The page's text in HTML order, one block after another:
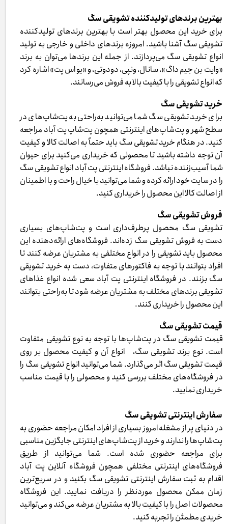
بهترین برندهای تولیدکننده تشویقی سگ
برای خرید این محصول بهتر است با بهترین برندهای تولیدکننده
تشویقی سگ آشنا باشید. امروزه برندهای داخلی و خارجی به تولید
انواع تشویقی سگ می‌پردازند. از جمله این برندها می‌توان به برند
«وایت بن جیم داگ»، سانال، ونپی، دودوتی، و «یو اس پت» اشاره کرد
که انواع تشویقی را با کیفیت بالا به فروش می‌رسانند.
خرید تشویقی سگ
برای خرید تشویقی سگ شما می‌توانید به‌راحتی به پت‌شاپ‌های در
سطح شهر و پت‌شاپ‌های اینترنتی همچون پت‌شاپ پت آباد مراجعه
کنید. در هنگام خرید تشویقی سگ باید حتماً به اصالت کالا و کیفیت
آن توجه داشته باشید تا محصولی که خریداری می‌کنید برای حیوان
شما آسیب‌زننده نباشد. فروشگاه اینترنتی پت آباد انواع تشویقی سگ
را در سایت خود ارائه کرده و شما می‌توانید با خیال راحت و با اطمینان
از اصالت کالا این محصول را خریداری کنید.
فروش تشویقی سگ
تشویقی سگ محصول پرطرف‌داری است و پت‌شاپ‌های بسیاری
دست به فروش تشویقی سگ زده‌اند. فروشگاه‌های ارائه‌دهنده این
محصول باید تشویقی را در انواع مختلفی به مشتریان عرضه کنند تا
افراد بتوانند با توجه به فاکتورهای متفاوت، دست به خرید تشویقی
سگ بزنند. در فروشگاه اینترنتی پت آباد سعی شده انواع غذاهای
تشویقی برندهای مختلف به مشتریان عرضه شود تا به‌راحتی بتوانند
این محصول را خریداری کنند.
قیمت تشویقی سگ
قیمت تشویقی سگ در پت‌شاپ‌ها با توجه به نوع تشویقی متفاوت
است. نوع برند تشویقی سگ، انواع آن و کیفیت محصول بر روی
قیمت تشویقی سگ اثر می‌گذارد. شما می‌توانید انواع تشویقی سگ را
در فروشگاه‌های مختلف بررسی کنید و محصولی را با قیمت مناسب
خریداری نمایید.
سفارش اینترنتی تشویقی سگ
در دنیای پر از مشغله امروز بسیاری از افراد امکان مراجعه حضوری به
پت‌شاپ‌ها را ندارند و خرید از پت‌شاپ‌های اینترنتی جایگزین مناسبی
برای مراجعه حضوری شده است. شما می‌توانید از طریق
فروشگاه‌های اینترنتی مختلفی همچون فروشگاه آنلاین پت آباد
اقدام به ثبت سفارش اینترنتی تشویقی سگ بکنید و در سریع‌ترین
زمان ممکن محصول موردنظر را دریافت نمایید. این فروشگاه
محصولات اصل را با کیفیت بالا به مشتریان عرضه می‌کند و می‌توانید
خریدی مطمئن را تجربه کنید.